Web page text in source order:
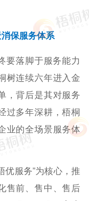
保服务体系
要落脚于服务能力
树连续六年进入金
，背后是其对服务
过多年深耕，梧桐
业的全场景服务体
优服务”为核心，推
售前、售中、售后